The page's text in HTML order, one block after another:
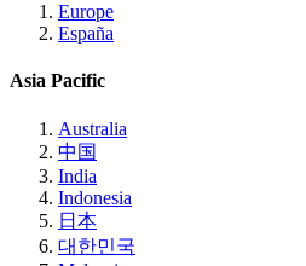
Europe
España
Asia Pacific
Australia
中国
India
Indonesia
日本
대한민국